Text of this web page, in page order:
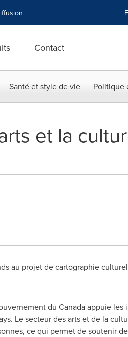
Contact
Santé et style de vie Politique
et la
au projet de cartographie
du Canadaappuie les
Le secteur des arts et de la
ce qui permet de soutenir